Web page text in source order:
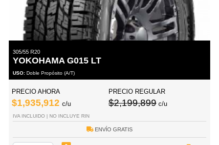
305/55 R20
YOKOHAMA G015 LT
USO: Doble Propósito (A/T)
PRECIO AHORA
$1,935,912 c/u
PRECIO REGULAR
$2,199,899 c/u
IVA INCLUIDO | NO INCLUYE RIN
ENVÍO GRATIS